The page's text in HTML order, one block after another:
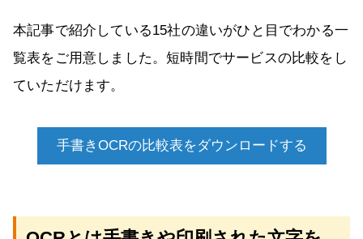
本記事で紹介している15社の違いがひと目でわかる一
覧表をご用意しました。短時間でサービスの比較をし
ていただけます。
手書きOCRの比較表をダウンロードする